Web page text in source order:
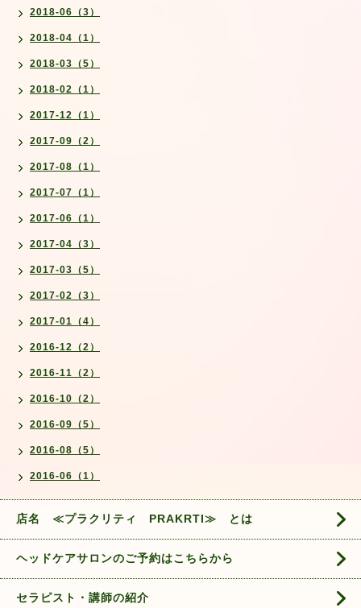
2018-06（3）
2018-04（1）
2018-03（5）
2018-02（1）
2017-12（1）
2017-09（2）
2017-08（1）
2017-07（1）
2017-06（1）
2017-04（3）
2017-03（5）
2017-02（3）
2017-01（4）
2016-12（2）
2016-11（2）
2016-10（2）
2016-09（5）
2016-08（5）
2016-06（1）
店名 ≪プラクリティ PRAKRTI≫ とは
ヘッドケアサロンのご予約はこちらから
セラピスト・講師の紹介